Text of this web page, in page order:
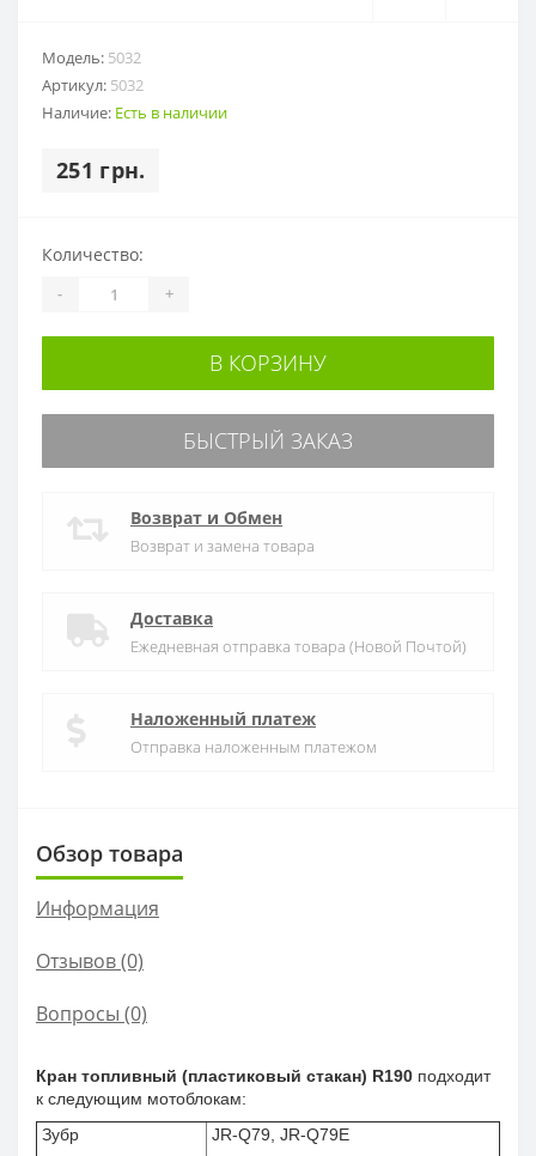
Модель: 5032
Артикул: 5032
Наличие: Есть в наличии
251 грн.
Количество:
- +
В КОРЗИНУ
БЫСТРЫЙ ЗАКАЗ
Возврат и Обмен
Возврат и замена товара
Доставка
Ежедневная отправка товара (Новой Почтой)
Наложенный платеж
Отправка наложенным платежом
Обзор товара
Информация
Отзывов (0)
Вопросы (0)
Кран топливный (пластиковый стакан) R190 подходит
к следующим мотоблокам:
Зубр
JR-Q79, JR-Q79E